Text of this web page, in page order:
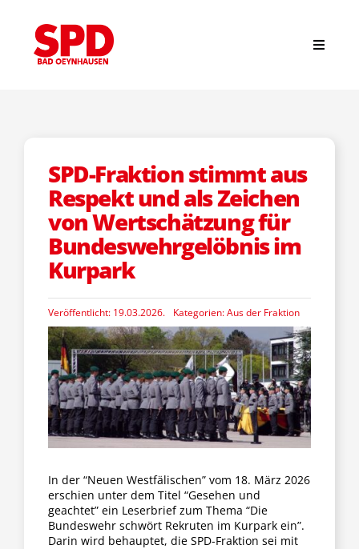
springen
Toggle
News
Stadtverband
Ortsvereine
Fraktion
Jusos
Kreistag
Termine
SPD-Fraktion stimmt aus
Respekt und als Zeichen
von Wertschätzung für
Bundeswehrgelöbnis im
Kurpark
Veröffentlicht: 19.03.2026. Kategorien:Aus der Fraktion
In der “Neuen Westfälischen” vom 18. März 2026
erschien unter dem Titel “Gesehen und
geachtet” ein Leserbrief zum Thema “Die
Bundeswehr schwört Rekruten im Kurpark ein”.
Darin wird behauptet, die SPD-Fraktion sei mit